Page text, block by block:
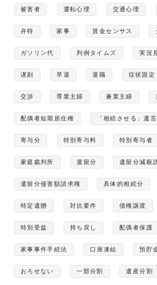
被害者 運転心理 交通心理
弁特 家事 賃金センサス
ガソリン代 判例タイムズ 実況
遅刻 早退 退職 症状固定
交渉 専業主婦 兼業主婦
配偶者短期居住権 「相続させる」遺言
寄与分 特別寄与料 特別寄与者
家庭裁判所 遺留分 遺留分減殺
遺留分侵害額請求権 具体的相続分
特定遺贈 対抗要件 債権譲渡
特別受益 持ち戻し 配偶者保護
家事事件手続法 口座凍結 預貯
おろせない 一部分割 遺産分割